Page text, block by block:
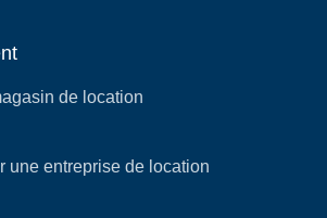
de location
une entreprise de location